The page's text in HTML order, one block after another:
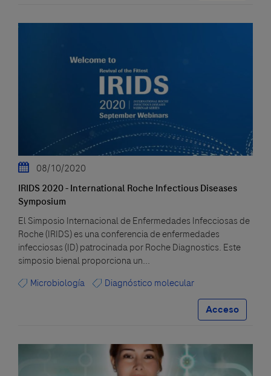
08/10/2020
IRIDS 2020 - International Roche Infectious Diseases
Symposium
El Simposio Internacional de Enfermedades Infecciosas de
Roche (IRIDS) es una conferencia de enfermedades
infecciosas (ID) patrocinada por Roche Diagnostics. Este
simposio bienal proporciona un...
Microbiología
Diagnóstico molecular
Acceso